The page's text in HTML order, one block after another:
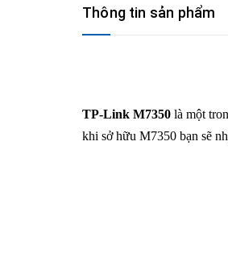
Thông tin sản phẩm
TP-Link M7350 là một
khi sở hữu M7350 bạn sẽ